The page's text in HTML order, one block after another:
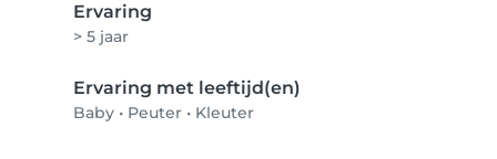
Ervaring
> 5 jaar
Ervaring met leeftijd(en)
Baby • Peuter • Kleuter